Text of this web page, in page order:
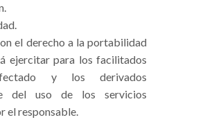
el derecho a la portabilidad
ejercitar para los facilitados
y los derivados
del uso de los servicios
el responsable.